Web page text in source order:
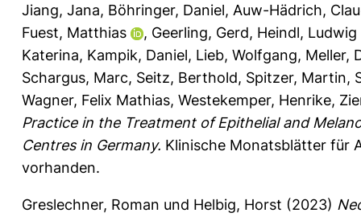
Jiang, Jana, Böhringer, Daniel, Auw-Hädrich,
Fuest, Matthias
, Geerling, Gerd, Heindl, Ludwig
Katerina, Kampik, Daniel, Lieb, Wolfgang, Meller,
Schargus, Marc, Seitz, Berthold, Spitzer, Martin,
Wagner, Felix Mathias, Westekemper, Henrike,
Practice in the Treatment of Epithelial and
Centres in Germany. Klinische Monatsblätter für
vorhanden.
Greslechner, Roman und Helbig, Horst (2023)